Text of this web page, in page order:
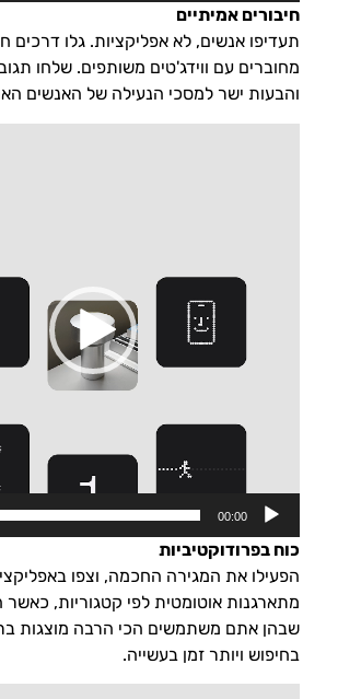
חיבורים אמיתיים
תעדיפו אנשים, לא אפליקציות. גלו דרכים
מחוברים עם ווידג'טים משותפים. שלחו
והבעות ישר למסכי הנעילה של האנשים
00:00
כוח בפרודוקטיביות
הפעילו את המגירה החכמה, וצפו
מתארגנות אוטומטית לפי קטגוריות, כאשר
שבהן אתם משתמשים הכי הרבה מוצגות
בחיפוש ויותר זמן בעשייה.